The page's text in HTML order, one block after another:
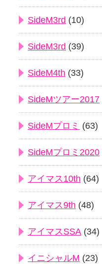
SideM3rd (10)
SideM3rd (39)
SideM4th (33)
SideMツアー2017
SideMプロミ (63)
SideMプロミ2020
アイマス10th (64)
アイマス9th (48)
アイマスSSA (34)
イニシャルM (23)